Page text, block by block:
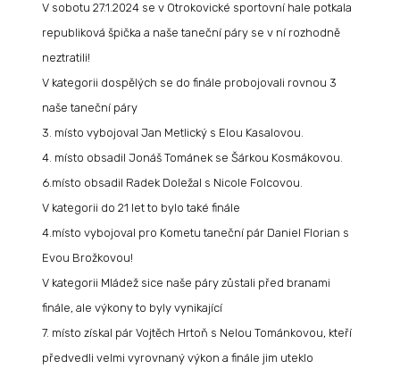
V sobotu 27.1.2024 se v Otrokovické sportovní hale potkala
republiková špička a naše taneční páry se v ní rozhodně
neztratili!
V kategorii dospělých se do finále probojovali rovnou 3
naše taneční páry
3. místo vybojoval Jan Metlický s Elou Kasalovou.
4. místo obsadil Jonáš Tománek se Šárkou Kosmákovou.
6.místo obsadil Radek Doležal s Nicole Folcovou.
V kategorii do 21 let to bylo také finále
4.místo vybojoval pro Kometu taneční pár Daniel Florian s
Evou Brožkovou!
V kategorii Mládež sice naše páry zůstali před branami
finále, ale výkony to byly vynikající
7. místo získal pár Vojtěch Hrtoň s Nelou Tománkovou, kteří
předvedli velmi vyrovnaný výkon a finále jim uteklo